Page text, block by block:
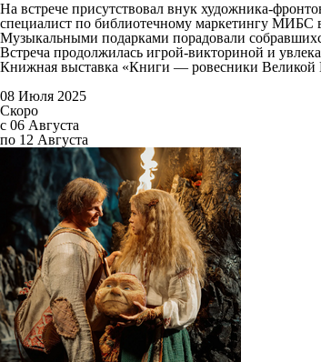
На встрече присутствовал внук художника-
специалист по библиотечному маркетингу МИБС
Музыкальными подарками порадовали
Встреча продолжилась игрой-викториной и
Книжная выставка «Книги — ровесники Великой
08 Июля 2025
Скоро
с 06 Августа
по 12 Августа